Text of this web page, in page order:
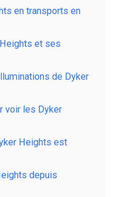
en transports en
et ses
de Dyker
voir les Dyker
Heights est
depuis